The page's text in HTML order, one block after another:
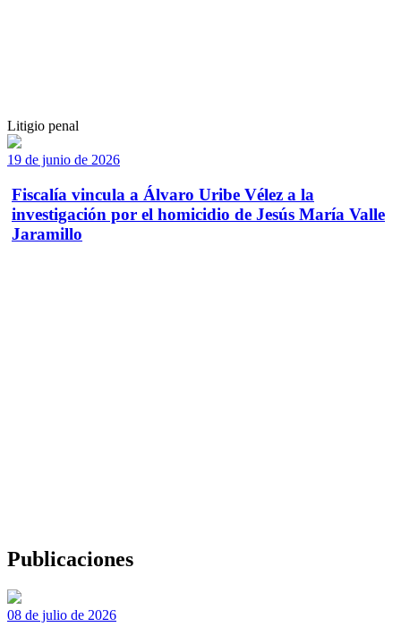
Litigio penal
19 de junio de 2026
Fiscalía vincula a Álvaro Uribe Vélez a la
investigación por el homicidio de Jesús María Valle
Jaramillo
Publicaciones
08 de julio de 2026